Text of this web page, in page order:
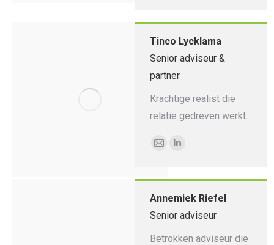
Tinco Lycklama
Senior adviseur &
partner
Krachtige realist die
relatie gedreven werkt.
E-
Annemiek Riefel
Senior adviseur
Betrokken adviseur die